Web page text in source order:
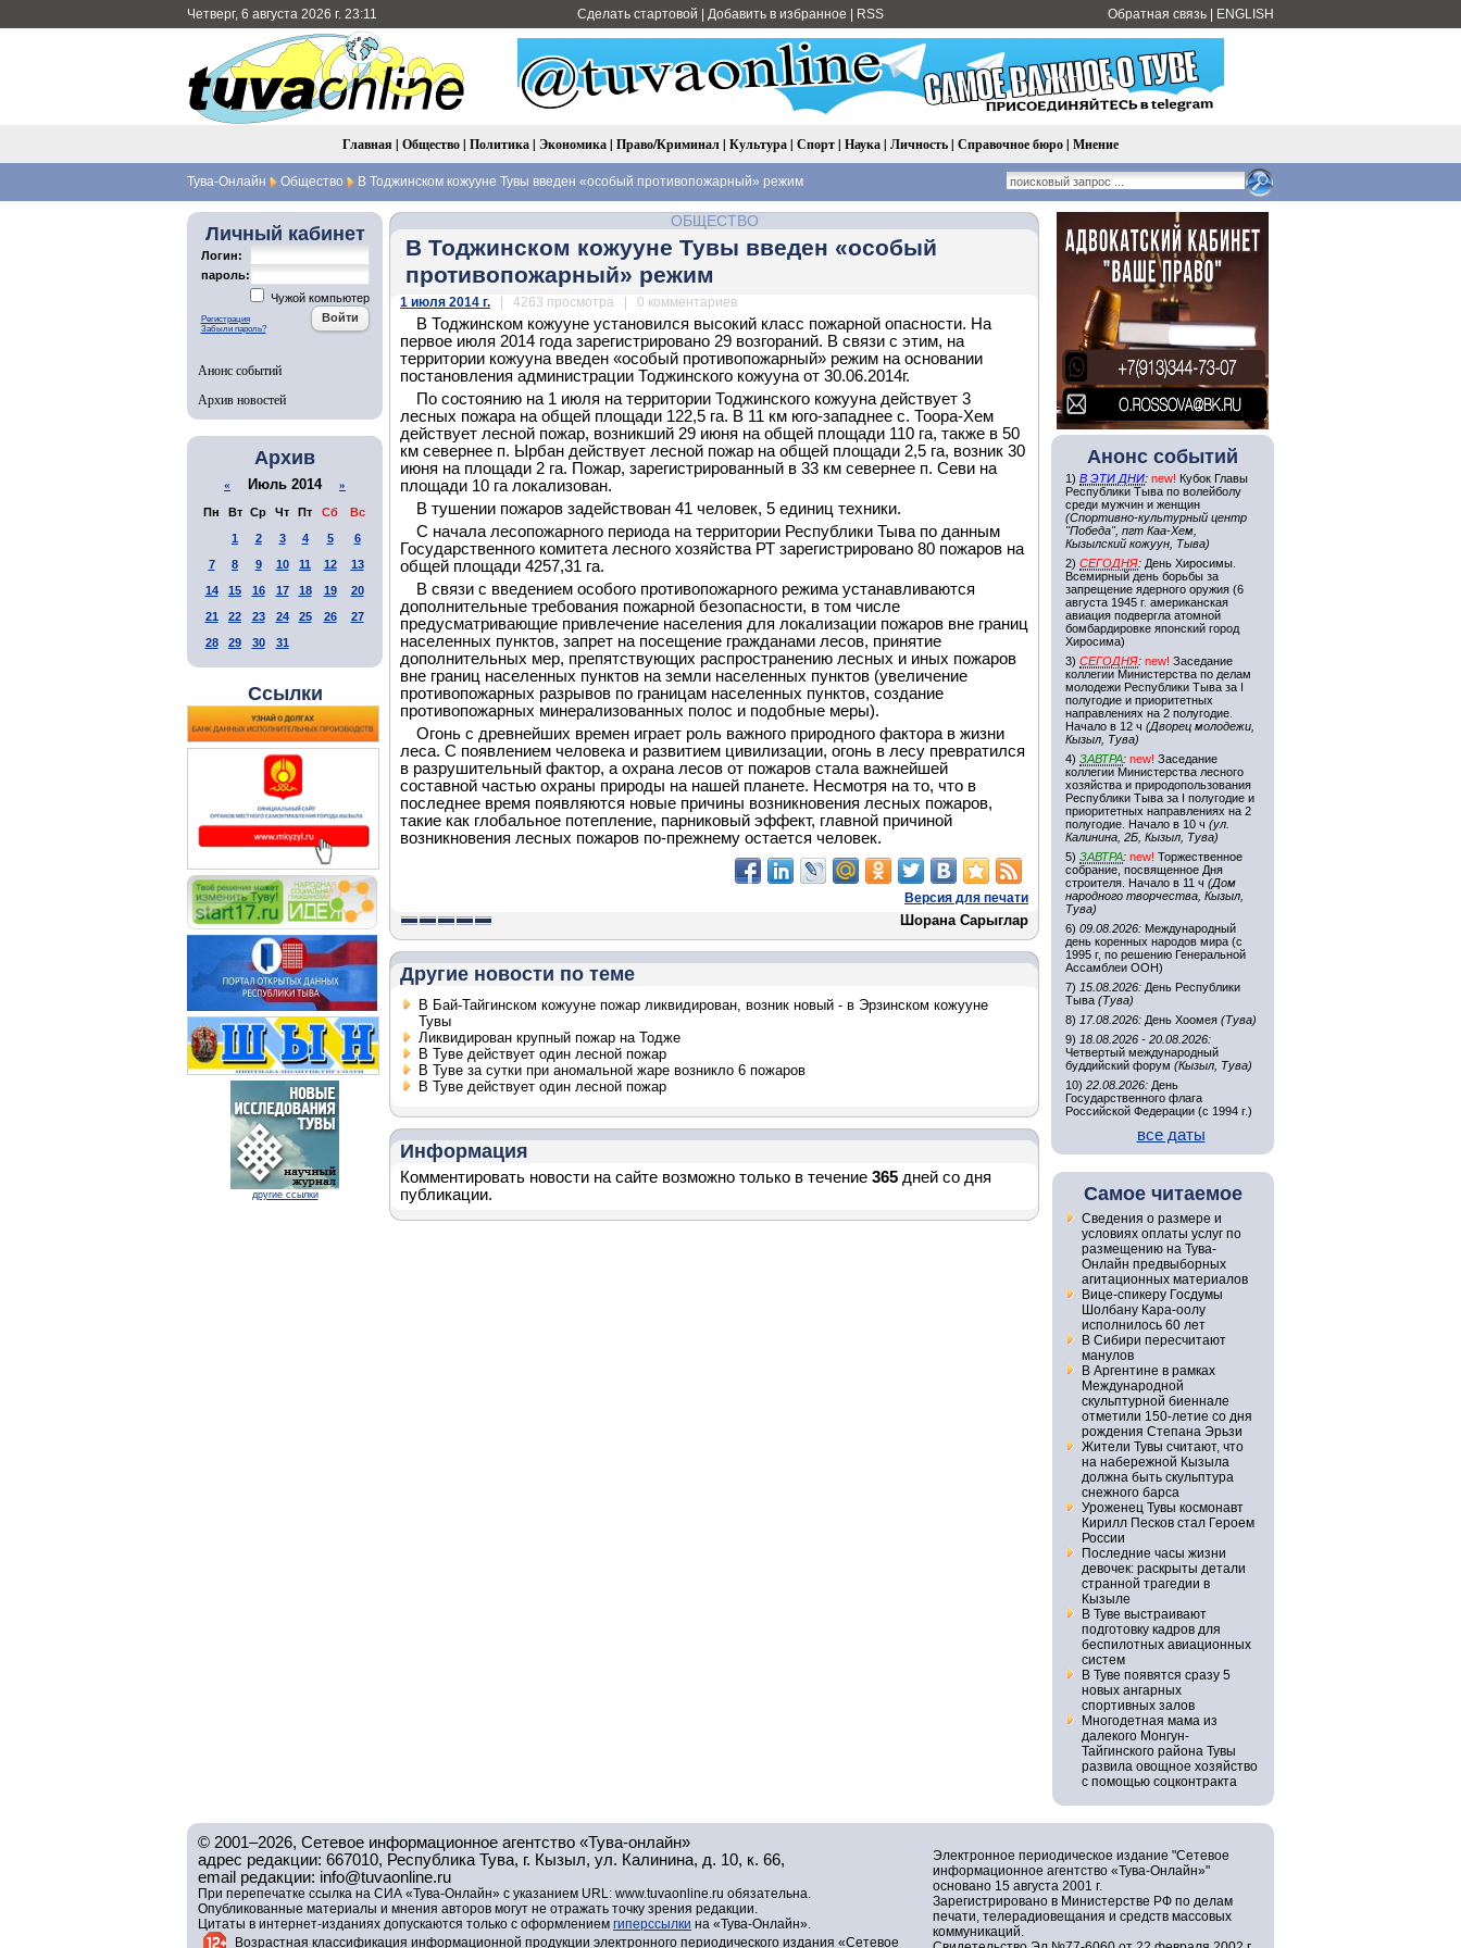
Четверг, 6 августа 2026 г. 23:11 Сделать стартовой Добавить в избранное RSS Обратная связь ENGLISH
Главная | Общество| Политика| Экономика| Право/Криминал| Культура| Спорт| Наука| Личность| Справочное бюро| Мнение
Тува-Онлайн Общество В Тоджинском кожууне Тувы введен «особый противопожарный» режим
Личный кабинет
Логин:
пароль:
Чужой компьютер
Регистрация
Забыли пароль?
Анонс событий
Архив новостей
Архив
« Июль 2014 »
Пн Вт Ср Чт Пт Сб
Вс
1
2 3 4 5
6
7
8 9 10 11 12
13
14
15 16 17 18 19
20
21
22 23 24 25 26
27
28
29 30 31
Ссылки
другие ссылки
ОБЩЕСТВО
В Тоджинском кожууне Тувы введен «особый
противопожарный» режим
1 июля 2014 г. | 4263 просмотра | 0 комментариев
В Тоджинском кожууне установился высокий класс пожарной опасности. На
первое июля 2014 года зарегистрировано 29 возгораний. В связи с этим, на
территории кожууна введен «особый противопожарный» режим на основании
постановления администрации Тоджинского кожууна от 30.06.2014г.
По состоянию на 1 июля на территории Тоджинского кожууна действует 3
лесных пожара на общей площади 122,5 га. В 11 км юго-западнее с. Тоора-Хем
действует лесной пожар, возникший 29 июня на общей площади 110 га, также в 50
км севернее п. Ырбан действует лесной пожар на общей площади 2,5 га, возник 30
июня на площади 2 га. Пожар, зарегистрированный в 33 км севернее п. Севи на
площади 10 га локализован.
В тушении пожаров задействован 41 человек, 5 единиц техники.
С начала лесопожарного периода на территории Республики Тыва по данным
Государственного комитета лесного хозяйства РТ зарегистрировано 80 пожаров на
общей площади 4257,31 га.
В связи с введением особого противопожарного режима устанавливаются
дополнительные требования пожарной безопасности, в том числе
предусматривающие привлечение населения для локализации пожаров вне границ
населенных пунктов, запрет на посещение гражданами лесов, принятие
дополнительных мер, препятствующих распространению лесных и иных пожаров
вне границ населенных пунктов на земли населенных пунктов (увеличение
противопожарных разрывов по границам населенных пунктов, создание
противопожарных минерализованных полос и подобные меры).
Огонь с древнейших времен играет роль важного природного фактора в жизни
леса. С появлением человека и развитием цивилизации, огонь в лесу превратился
в разрушительный фактор, а охрана лесов от пожаров стала важнейшей
составной частью охраны природы на нашей планете. Несмотря на то, что в
последнее время появляются новые причины возникновения лесных пожаров,
такие как глобальное потепление, парниковый эффект, главной причиной
возникновения лесных пожаров по-прежнему остается человек.
Версия для печати
Шорана Сарыглар
Другие новости по теме
В Бай-Тайгинском кожууне пожар ликвидирован, возник новый - в Эрзинском кожууне
Тувы
Ликвидирован крупный пожар на Тодже
В Туве действует один лесной пожар
В Туве за сутки при аномальной жаре возникло 6 пожаров
В Туве действует один лесной пожар
Информация
Комментировать новости на сайте возможно только в течение 365 дней со дня
публикации.
Анонс событий
1) В ЭТИ ДНИ: new! Кубок Главы
Республики Тыва по волейболу
среди мужчин и женщин
(Спортивно-культурный центр
"Победа", пгт Каа-Хем,
Кызылский кожуун, Тыва)
2) СЕГОДНЯ: День Хиросимы.
Всемирный день борьбы за
запрещение ядерного оружия (6
августа 1945 г. американская
авиация подвергла атомной
бомбардировке японский город
Хиросима)
3) СЕГОДНЯ: new! Заседание
коллегии Министерства по делам
молодежи Республики Тыва за I
полугодие и приоритетных
направлениях на 2 полугодие.
Начало в 12 ч (Дворец молодежи,
Кызыл, Тува)
4) ЗАВТРА: new! Заседание
коллегии Министерства лесного
хозяйства и природопользования
Республики Тыва за I полугодие и
приоритетных направлениях на 2
полугодие. Начало в 10 ч (ул.
Калинина, 2Б, Кызыл, Тува)
5) ЗАВТРА: new! Торжественное
собрание, посвященное Дня
строителя. Начало в 11 ч (Дом
народного творчества, Кызыл,
Тува)
6) 09.08.2026: Международный
день коренных народов мира (с
1995 г, по решению Генеральной
Ассамблеи ООН)
7) 15.08.2026: День Республики
Тыва (Тува)
8) 17.08.2026: День Хоомея (Тува)
9) 18.08.2026 - 20.08.2026:
Четвертый международный
буддийский форум (Кызыл, Тува)
10) 22.08.2026: День
Государственного флага
Российской Федерации (с 1994 г.)
все даты
Самое читаемое
Сведения о размере и
условиях оплаты услуг по
размещению на Тува-
Онлайн предвыборных
агитационных материалов
Вице-спикеру Госдумы
Шолбану Кара-оолу
исполнилось 60 лет
В Сибири пересчитают
манулов
В Аргентине в рамках
Международной
скульптурной биеннале
отметили 150-летие со дня
рождения Степана Эрьзи
Жители Тувы считают, что
на набережной Кызыла
должна быть скульптура
снежного барса
Уроженец Тувы космонавт
Кирилл Песков стал Героем
России
Последние часы жизни
девочек: раскрыты детали
странной трагедии в
Кызыле
В Туве выстраивают
подготовку кадров для
беспилотных авиационных
систем
В Туве появятся сразу 5
новых ангарных
спортивных залов
Многодетная мама из
далекого Монгун-
Тайгинского района Тувы
развила овощное хозяйство
с помощью соцконтракта
© 2001–2026, Сетевое информационное агентство «Тува-онлайн»
адрес редакции: 667010, Республика Тува, г. Кызыл, ул. Калинина, д. 10, к. 66,
email редакции: info@tuvaonline.ru
При перепечатке ссылка на СИА «Тува-Онлайн» с указанием URL: www.tuvaonline.ru обязательна.
Опубликованные материалы и мнения авторов могут не отражать точку зрения редакции.
Цитаты в интернет-изданиях допускаются только с оформлением гиперссылки на «Тува-Онлайн».
Возрастная классификация информационной продукции электронного периодического издания «Сетевое
Электронное периодическое издание "Сетевое
информационное агентство «Тува-Онлайн»"
основано 15 августа 2001 г.
Зарегистрировано в Министерстве РФ по делам
печати, телерадиовещания и средств массовых
коммуникаций.